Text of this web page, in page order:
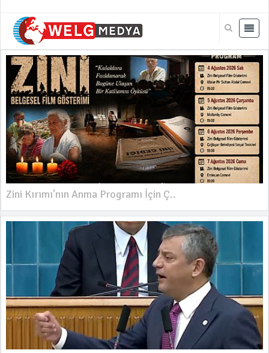
Zini Kırımı'nın Anma Programı İçin Ç..